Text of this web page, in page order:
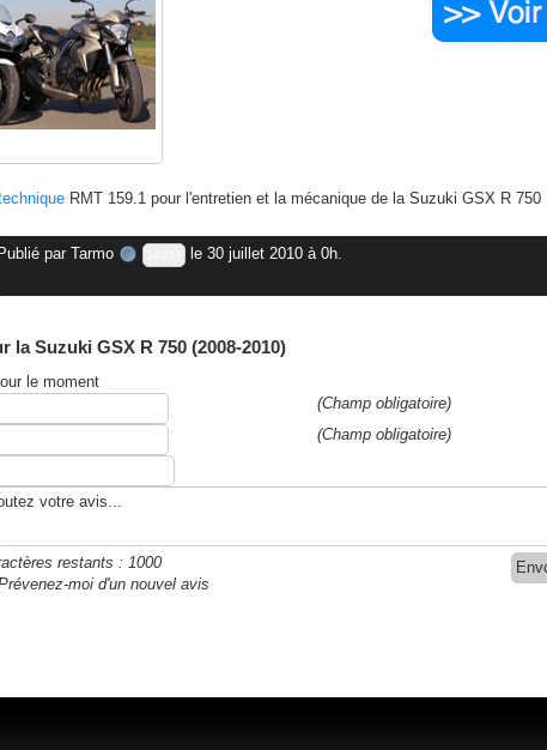
RMT 159.1 pour l'entretien et la mécanique de la Suzuki GSX R 750
Publié par Tarmo le 30 juillet 2010 à 0h.
la Suzuki GSX R 750 (2008-2010)
le moment
(Champ obligatoire)
(Champ obligatoire)
blog
restants : 1000
moi d'un nouvel avis